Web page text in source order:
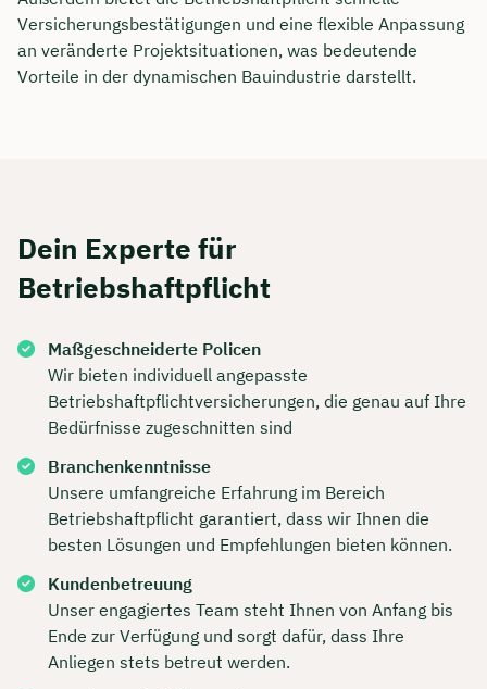
Versicherungsbestätigungen und eine flexible Anpassung
an veränderte Projektsituationen, was bedeutende
Vorteile in der dynamischen Bauindustrie darstellt.
Dein Experte für
Betriebshaftpflicht
Maßgeschneiderte Policen
Wir bieten individuell angepasste
Betriebshaftpflichtversicherungen, die genau auf Ihre
Bedürfnisse zugeschnitten sind
Branchenkenntnisse
Unsere umfangreiche Erfahrung im Bereich
Betriebshaftpflicht garantiert, dass wir Ihnen die
besten Lösungen und Empfehlungen bieten können.
Kundenbetreuung
Unser engagiertes Team steht Ihnen von Anfang bis
Ende zur Verfügung und sorgt dafür, dass Ihre
Anliegen stets betreut werden.
Dauer: ca. 30 Minuten
Kostenfrei & unverbindlich